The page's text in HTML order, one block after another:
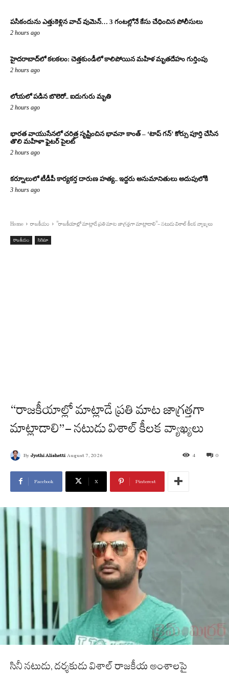
పసికందును ఎత్తుకెళ్లిన వాచ్ వుమెన్… 3 గంటల్లోనే కేసు చేధించిన పోలీసులు
2 hours ago
హైదరాబాద్‌లో కలకలం: చెత్తకుండీలో కాలిపోయిన మహిళ మృతదేహం గుర్తింపు
2 hours ago
లోయలో పడిన బొలెరో.. ఐదుగురు మృతి
2 hours ago
భారత వాయుసేనలో చరిత్ర సృష్టించిన భావనా కాంత్ – ‘టాప్ గన్’ కోర్సు పూర్తి చేసిన
తొలి మహిళా ఫైటర్ పైలట్
2 hours ago
కర్నూలులో టీడీపీ కార్యకర్త దారుణ హత్య.. ఇద్దరు అనుమానితులు అదుపులోకి
3 hours ago